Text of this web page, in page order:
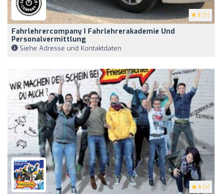
5 (5)
Fahrlehrercompany I Fahrlehrerakademie Und
Personalvermittlung
Siehe Adresse und Kontaktdaten
4 (4)